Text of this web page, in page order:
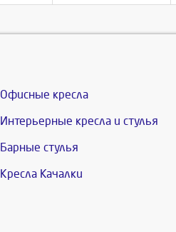
Офисные кресла
Интерьерные кресла и стулья
Барные стулья
Кресла Качалки